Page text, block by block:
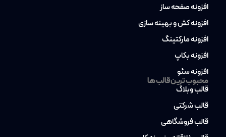
افزونه صفحه ساز
افزونه کش و بهینه سازی
افزونه مارکتینگ
افزونه بکاپ
افزونه سئو
محبوب ترین قالب ها
قالب وبلاگ
قالب شرکتی
قالب فروشگاهی